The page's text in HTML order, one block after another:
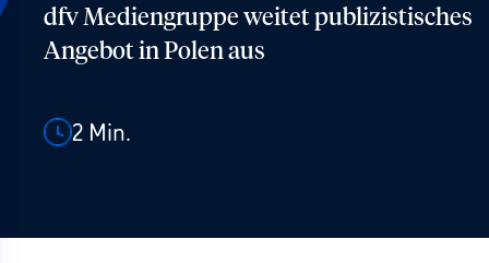
dfv Mediengruppe weitet publizistisches
Angebot in Polen aus
2 Min.